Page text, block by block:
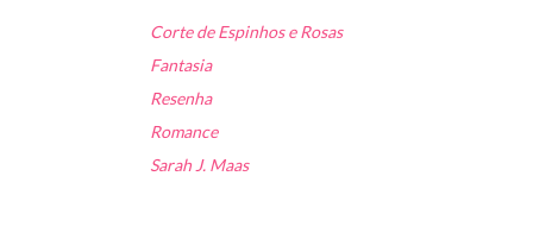
Corte de Espinhos e Rosas
Fantasia
Resenha
Romance
Sarah J. Maas